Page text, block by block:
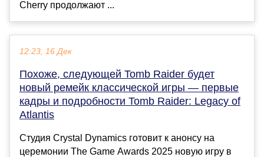
Cherry продолжают ...
12:23, 16 Дек
Похоже, следующей Tomb Raider будет
новый ремейк классической игры — первые
кадры и подробности Tomb Raider: Legacy of
Atlantis
Студия Crystal Dynamics готовит к анонсу на
церемонии The Game Awards 2025 новую игру в